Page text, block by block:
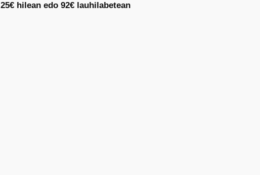
25€ hilean edo 92€ lauhilabetean